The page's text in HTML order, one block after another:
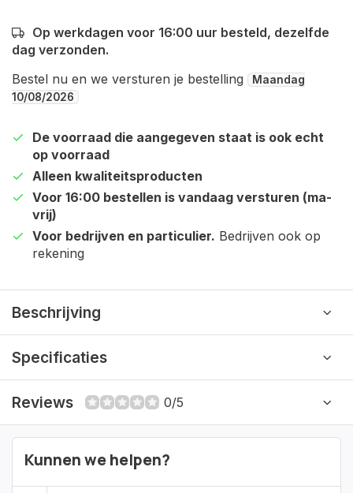
Op werkdagen voor 16:00 uur besteld, dezelfde
dag verzonden.
Bestel nu en we versturen je bestelling
Maandag
10/08/2026
De voorraad die aangegeven staat is ook echt
op voorraad
Alleen kwaliteitsproducten
Voor 16:00 bestellen is vandaag versturen (ma-
vrij)
Voor bedrijven en particulier. Bedrijven ook op
rekening
Beschrijving
Specificaties
Reviews 0/5
Kunnen we helpen?